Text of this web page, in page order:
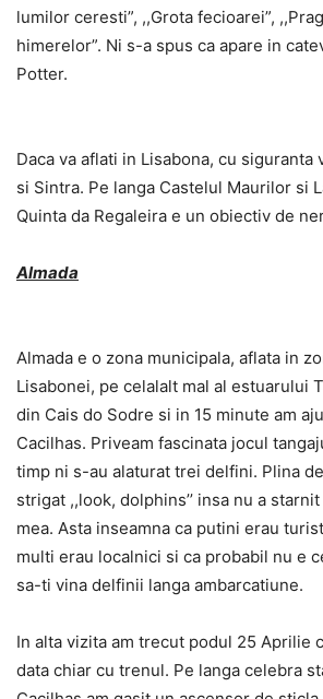
lumilor ceresti”, ,,Grota fecioarei”,
himerelor”. Ni s-a spus ca apare in
Potter.
Daca va aflati in Lisabona, cu siguranta
si Sintra. Pe langa Castelul Maurilor si
Quinta da Regaleira e un obiectiv de
Almada
Almada e o zona municipala, aflata in
Lisabonei, pe celalalt mal al estuarului
din Cais do Sodre si in 15 minute am
Cacilhas. Priveam fascinata jocul
timp ni s-au alaturat trei delfini. Plina
strigat ,,look, dolphins’’ insa nu a
mea. Asta inseamna ca putini erau
multi erau localnici si ca probabil nu e
sa-ti vina delfinii langa ambarcatiune.
In alta vizita am trecut podul 25 Aprilie
data chiar cu trenul. Pe langa celebra